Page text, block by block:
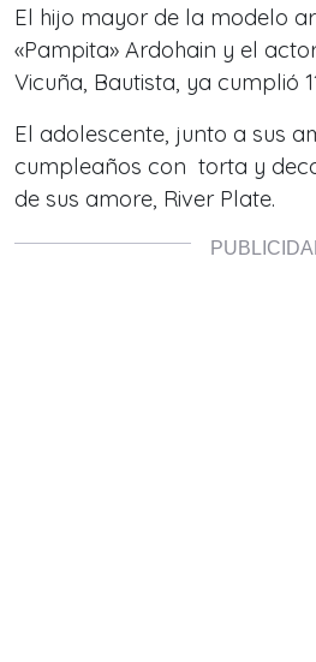
El hijo mayor de la modelo
«Pampita» Ardohain y el
Vicuña, Bautista, ya cumplió
El adolescente, junto a sus
cumpleaños con torta y
de sus amore, River Plate.